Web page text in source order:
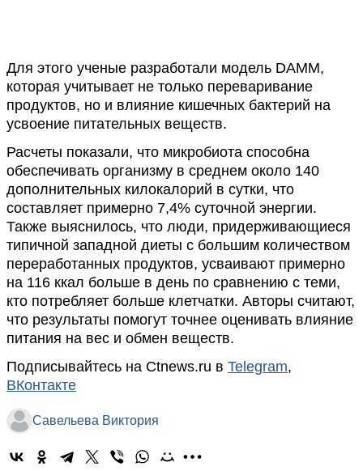
Для этого ученые разработали модель DAMM,
которая учитывает не только переваривание
продуктов, но и влияние кишечных бактерий на
усвоение питательных веществ.
Расчеты показали, что микробиота способна
обеспечивать организму в среднем около 140
дополнительных килокалорий в сутки, что
составляет примерно 7,4% суточной энергии.
Также выяснилось, что люди, придерживающиеся
типичной западной диеты с большим количеством
переработанных продуктов, усваивают примерно
на 116 ккал больше в день по сравнению с теми,
кто потребляет больше клетчатки. Авторы считают,
что результаты помогут точнее оценивать влияние
питания на вес и обмен веществ.
Подписывайтесь на Ctnews.ru в Telegram,
ВКонтакте
Савельева Виктория